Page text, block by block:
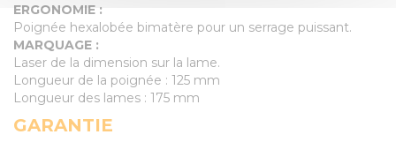
ERGONOMIE :
Poignée hexalobée bimatère pour un serrage puissant.
MARQUAGE :
Laser de la dimension sur la lame.
Longueur de la poignée : 125 mm
Longueur des lames : 175 mm
GARANTIE